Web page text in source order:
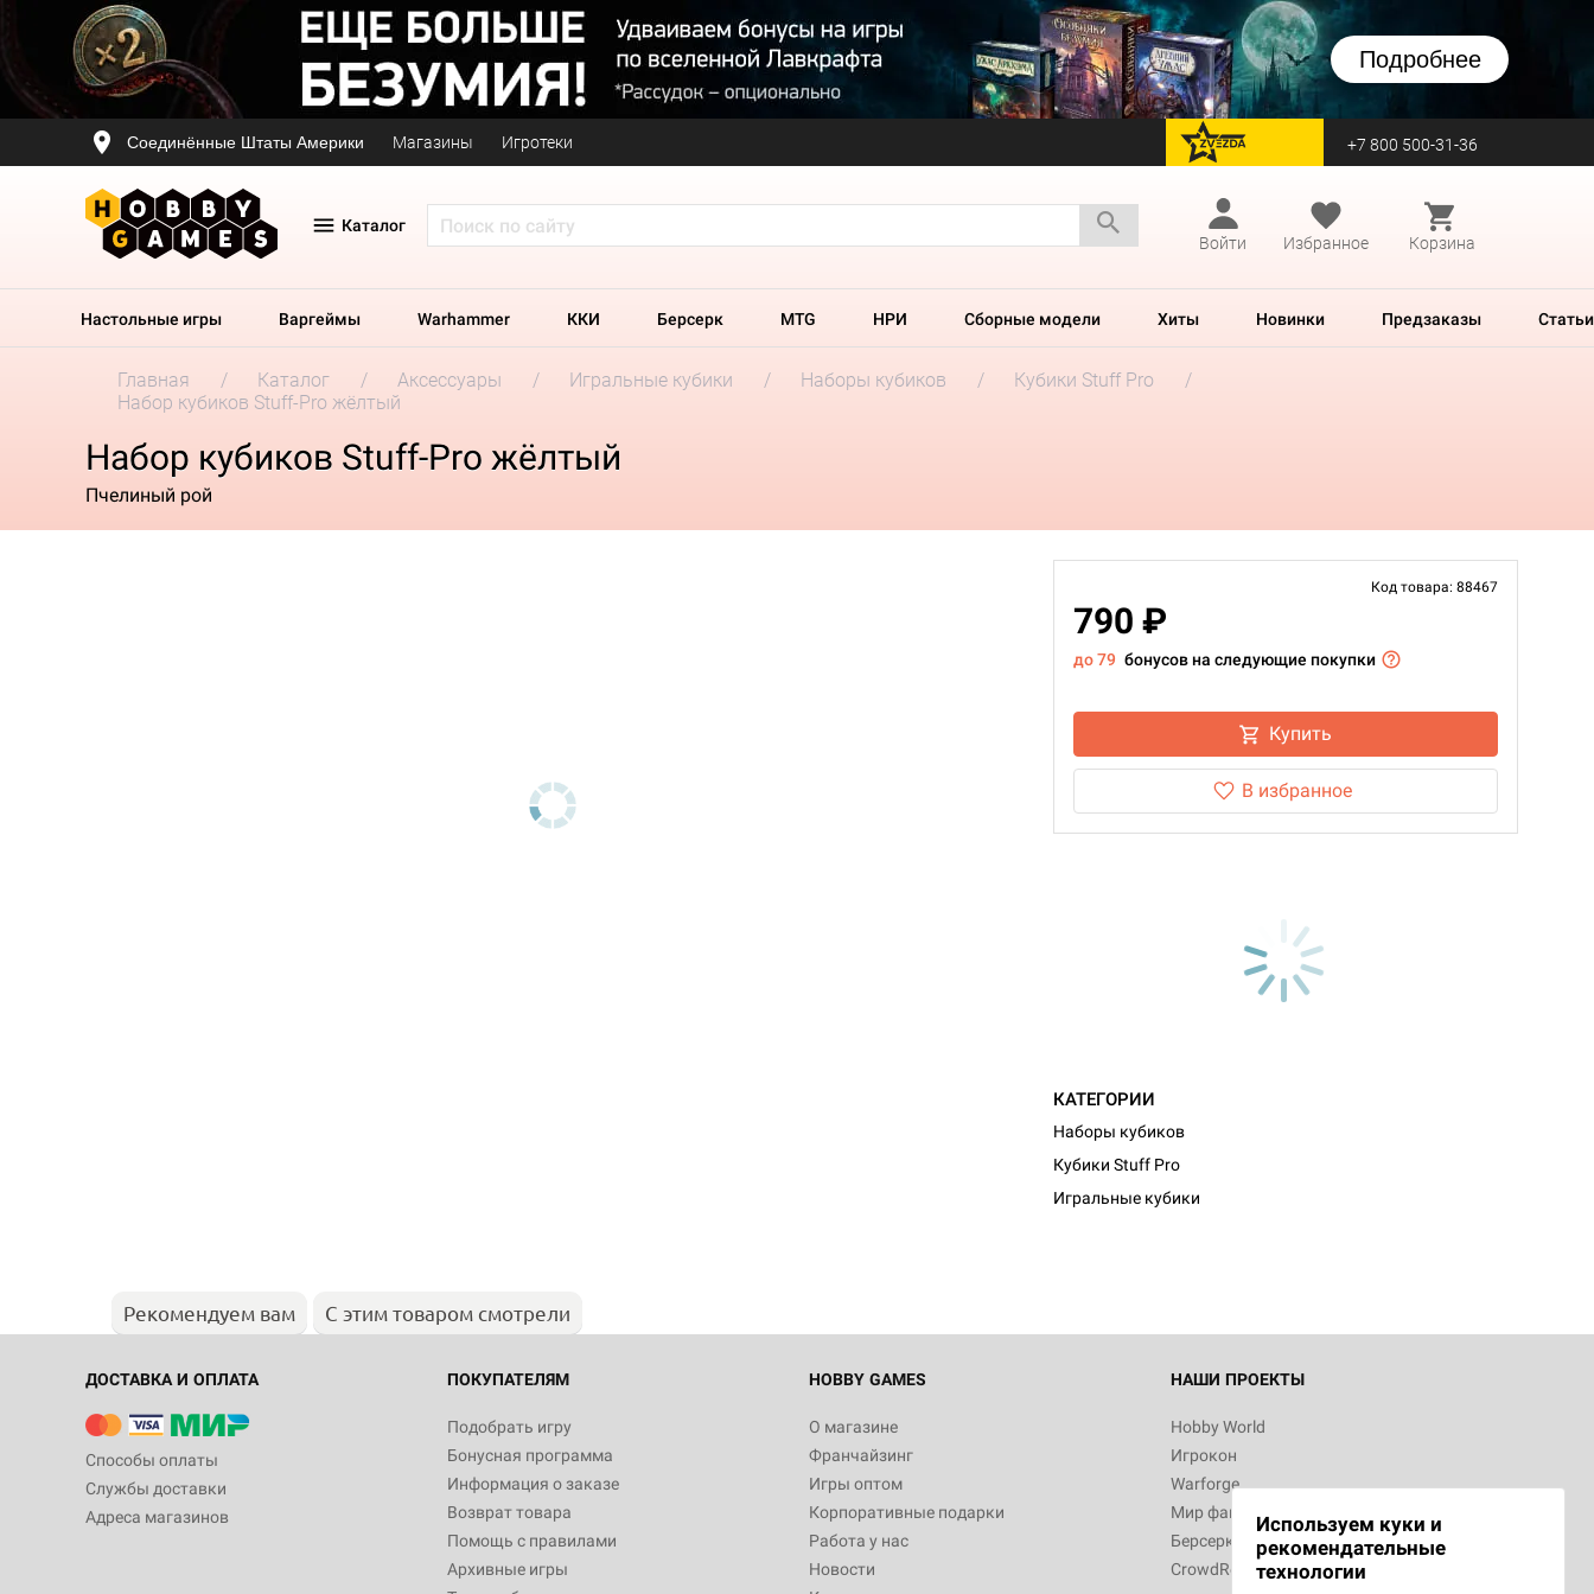
Подробнее
Соединённые Штаты Америки Магазины Игротеки перейти на Zvezda +7 800 500-31-36
Каталог
Войти
Избранное Корзина
Настольные игры Варгеймы Warhammer ККИ Берсерк MTG НРИ Сборные модели Хиты Новинки Предзаказы Статьи
Главная Каталог Аксессуары Игральные кубики Наборы кубиков
Кубики Stuff Pro
Набор кубиков Stuff-Pro жёлтый
Набор кубиков Stuff-Pro жёлтый
Пчелиный рой
Код товара: 88467
790 ₽
до 79 бонусов на следующие покупки
Купить
В избранное
КАТЕГОРИИ
Наборы кубиков
Кубики Stuff Pro
Игральные кубики
Рекомендуем вам С этим товаром смотрели
ДОСТАВКА И ОПЛАТА
Способы оплаты
Службы доставки
Адреса магазинов
ПОКУПАТЕЛЯМ
Подобрать игру
Бонусная программа
Информация о заказе
Возврат товара
Помощь с правилами
Архивные игры
HOBBY GAMES
О магазине
Франчайзинг
Игры оптом
Корпоративные подарки
Работа у нас
Новости
НАШИ ПРОЕКТЫ
Hobby World
Игрокон
Warforge
Мир фантастики
Берсерк
CrowdRepublic
Используем куки и
рекомендательные
технологии